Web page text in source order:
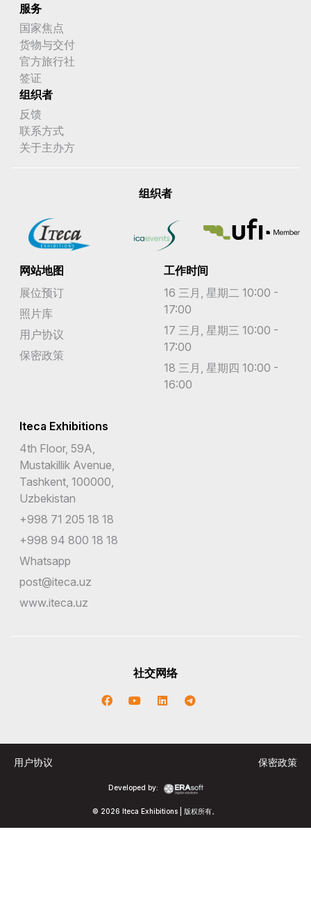
服务
国家焦点
货物与交付
官方旅行社
签证
组织者
反馈
联系方式
关于主办方
组织者
网站地图
展位预订
照片库
用户协议
保密政策
工作时间
16 三月, 星期二 10:00 -
17:00
17 三月, 星期三 10:00 -
17:00
18 三月, 星期四 10:00 -
16:00
Iteca Exhibitions
4th Floor, 59A,
Mustakillik Avenue,
Tashkent, 100000,
Uzbekistan
+998 71 205 18 18
+998 94 800 18 18
Whatsapp
post@iteca.uz
www.iteca.uz
社交网络
© 2026 Iteca Exhibitions | 版权所有。
Developed by:
用户协议 保密政策